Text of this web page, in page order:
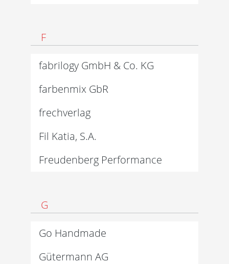
F
fabrilogy GmbH & Co. KG
farbenmix GbR
frechverlag
Fil Katia, S.A.
Freudenberg Performance
G
Go Handmade
Gütermann AG